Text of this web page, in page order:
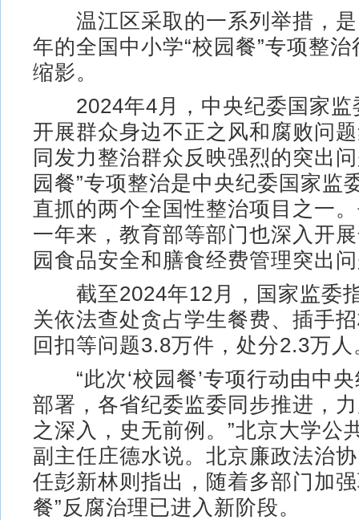
温江区采取的一系列举措，是
年的全国中小学“校园餐”专项整
缩影。
2024年4月，中央纪委国家监
开展群众身边不正之风和腐败问
同发力整治群众反映强烈的突出
园餐”专项整治是中央纪委国家监
直抓的两个全国性整治项目之一
一年来，教育部等部门也深入开
园食品安全和膳食经费管理突出
截至2024年12月，国家监委
关依法查处贪占学生餐费、插手
回扣等问题3.8万件，处分2.3万人
“此次‘校园餐’专项行动由中央
部署，各省纪委监委同步推进，
之深入，史无前例。”北京大学公
副主任庄德水说。北京廉政法治
任彭新林则指出，随着多部门加
餐”反腐治理已进入新阶段。